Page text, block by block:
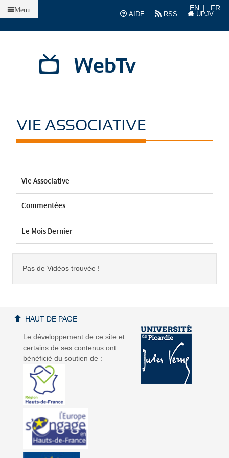
AIDE
RSS UPJV
EN FR
WebTv
Menu
VIE ASSOCIATIVE
Vie Associative
Commentées
Le Mois Dernier
Pas de Vidéos trouvée !
Le développement de ce site et
certains de ses contenus ont
bénéficié du soutien de :
HAUT DE PAGE